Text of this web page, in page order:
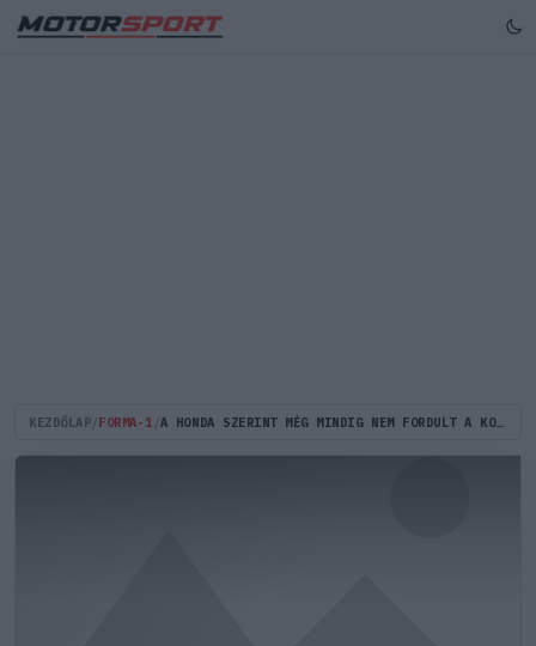
KEZDŐLAP FORMA-1 A HONDA SZERINT MÉG MINDIG NEM FORDULT A KOCKA A FERRARI JAVÁRA